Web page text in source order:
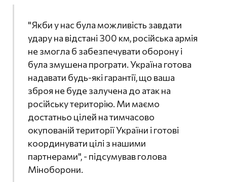
"Якби у нас була можливість завдати
удару на відстані 300 км, російська армія
не змогла б забезпечувати оборону і
була змушена програти. Україна готова
надавати будь-які гарантії, що ваша
зброя не буде залучена до атак на
російську територію. Ми маємо
достатньо цілей на тимчасово
окупованій території України і готові
координувати цілі з нашими
партнерами", - підсумував голова
Міноборони.